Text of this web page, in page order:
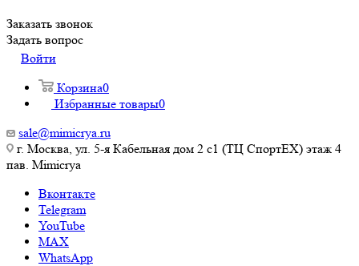
Заказать звонок
Задать вопрос
Войти
Корзина0
Избранные товары0
sale@mimicrya.ru
г. Москва, ул. 5-я Кабельная дом 2 с1 (ТЦ СпортEX) этаж 4
пав. Mimicrya
Вконтакте
Telegram
YouTube
MAX
WhatsApp